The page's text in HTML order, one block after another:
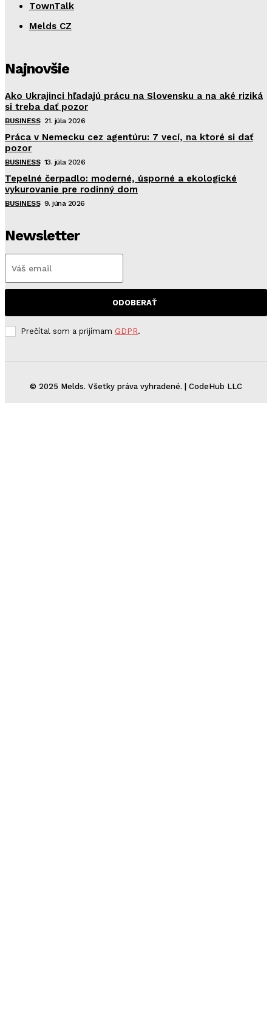
TownTalk
Melds CZ
Najnovšie
Ako Ukrajinci hľadajú prácu na Slovensku a na aké riziká
si treba dať pozor
BUSINESS 21. júla 2026
Práca v Nemecku cez agentúru: 7 vecí, na ktoré si dať
pozor
BUSINESS 13. júla 2026
Tepelné čerpadlo: moderné, úsporné a ekologické
vykurovanie pre rodinný dom
BUSINESS 9. júna 2026
Newsletter
ODOBERAŤ
Prečítal som a prijímam GDPR.
© 2025 Melds. Všetky práva vyhradené. | CodeHub LLC